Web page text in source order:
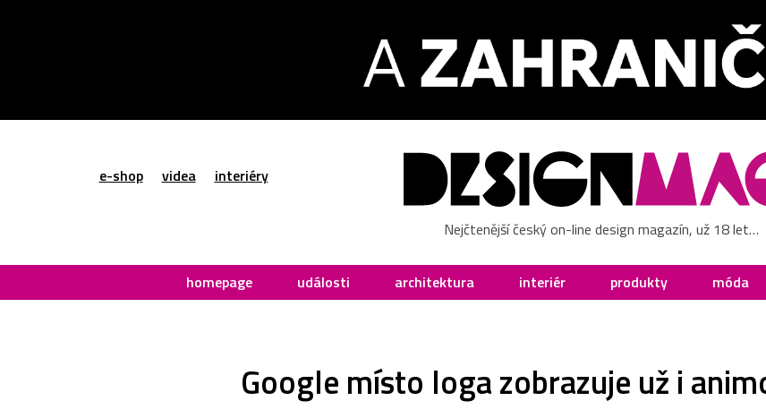
e-shop videa interiéry
Nejčtenější český on-line design magazín, už 18 let…
homepage události architektura interiér produkty móda
Google místo loga zobrazuje už i